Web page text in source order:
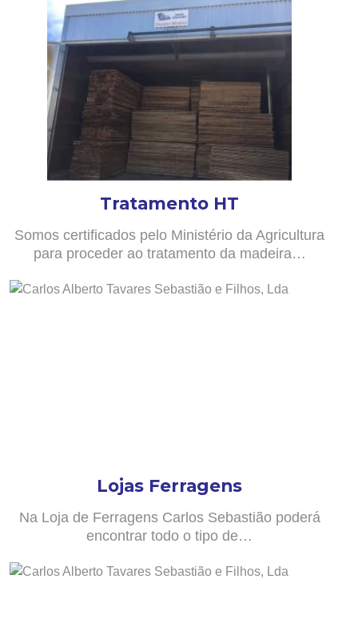
Tratamento HT
Somos certificados pelo Ministério da Agricultura
para proceder ao tratamento da madeira…
Lojas Ferragens
Na Loja de Ferragens Carlos Sebastião poderá
encontrar todo o tipo de…